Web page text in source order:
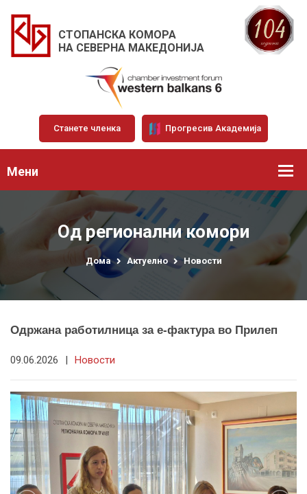
СТОПАНСКА КОМОРА
НА СЕВЕРНА МАКЕДОНИЈА
Станете членка Прогресив Академија
Мени
Од регионални комори
Дома Актуелно Новости
Одржана работилница за е-фактура во Прилеп
09.06.2026 | Новости